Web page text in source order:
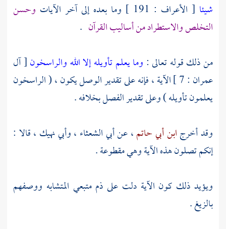
شيئا [ الأعراف : 191 ] وما بعده إلى آخر الآيات
وحسن
التخلص والاستطراد من أساليب القرآن .
من ذلك قوله تعالى : وما يعلم تأويله إلا الله والراسخون[ آل
عمران : 7 ] الآية ، فإنه على تقدير الوصل يكون ، ( الراسخون
يعلمون تأويله ) وعلى تقدير الفصل بخلافه .
وقد أخرجابن أبي حاتم، عنأبي الشعثاء ،وأبي نهيك ، قالا :
إنكم تصلون هذه الآية وهي مقطوعة .
ويؤيد ذلك كون الآية دلت على ذم متبعي المتشابه ووصفهم
بالزيغ .